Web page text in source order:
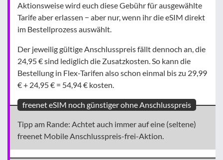
Aktionsweise wird euch diese Gebühr für ausgewählte
Tarife aber erlassen − aber nur, wenn ihr die eSIM direkt
im Bestellprozess auswählt.
Der jeweilig gültige Anschlusspreis fällt dennoch an, die
24,95 € sind lediglich die Zusatzkosten. So kann die
Bestellung in Flex-Tarifen also schon einmal bis zu 29,99
€ + 24,95 € = 54,94 € kosten.
freenet eSIM noch günstiger ohne Anschlusspreis
Tipp am Rande: Achtet auch immer auf eine (seltene)
freenet Mobile Anschlusspreis-frei-Aktion.